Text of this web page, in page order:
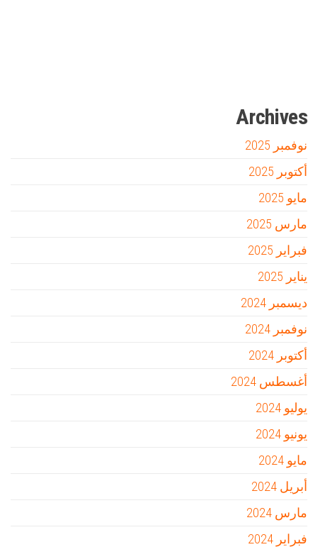
Archives
نوفمبر 2025
أكتوبر 2025
مايو 2025
مارس 2025
فبراير 2025
يناير 2025
ديسمبر 2024
نوفمبر 2024
أكتوبر 2024
أغسطس 2024
يوليو 2024
يونيو 2024
مايو 2024
أبريل 2024
مارس 2024
فبراير 2024